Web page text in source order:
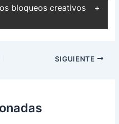
bloqueos creativos
SIGUIENTE